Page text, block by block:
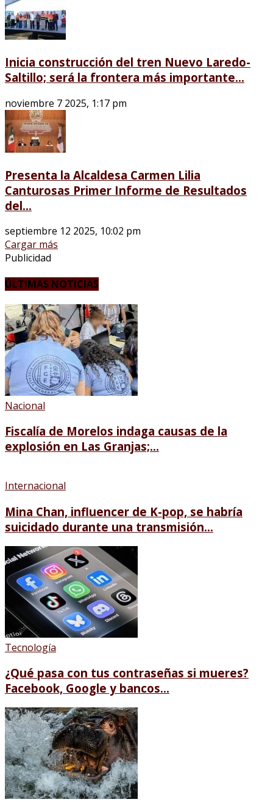
Inicia construcción del tren Nuevo Laredo-
Saltillo; será la frontera más importante...
noviembre 7 2025, 1:17 pm
Presenta la Alcaldesa Carmen Lilia
Canturosas Primer Informe de Resultados
del...
septiembre 12 2025, 10:02 pm
Cargar más
Publicidad
ÚLTIMAS NOTICIAS
Nacional
Fiscalía de Morelos indaga causas de la
explosión en Las Granjas;...
Internacional
Mina Chan, influencer de K-pop, se habría
suicidado durante una transmisión...
Tecnología
¿Qué pasa con tus contraseñas si mueres?
Facebook, Google y bancos...